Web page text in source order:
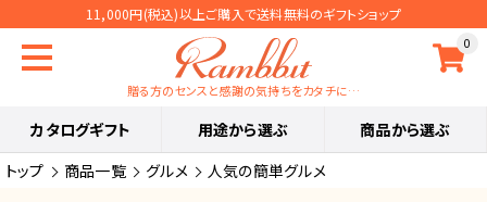
11,000円(税込)以上ご購入で送料無料のギフトショップ
0
贈る方のセンスと感謝の気持ちをカタチに…
カタログギフト 用途から選ぶ
商品から選ぶ
トップ
商品一覧 グルメ 人気の簡単グルメ